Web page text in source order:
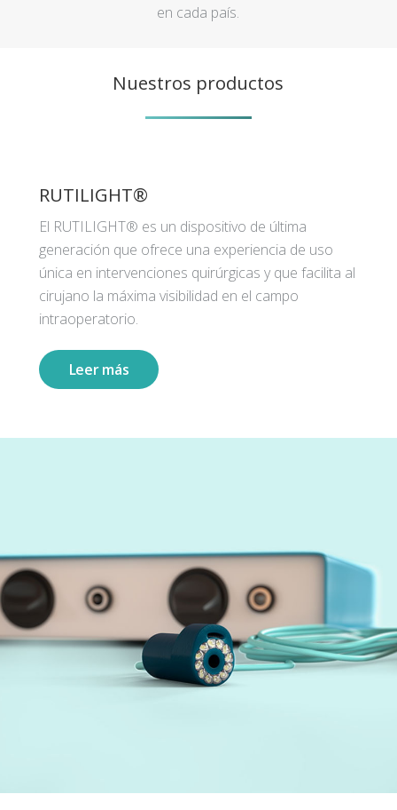
en cada país.
Nuestros productos
RUTILIGHT®
El RUTILIGHT® es un dispositivo de última
generación que ofrece una experiencia de uso
única en intervenciones quirúrgicas y que facilita al
cirujano la máxima visibilidad en el campo
intraoperatorio.
Leer más